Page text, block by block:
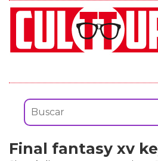
Final fantasy xv